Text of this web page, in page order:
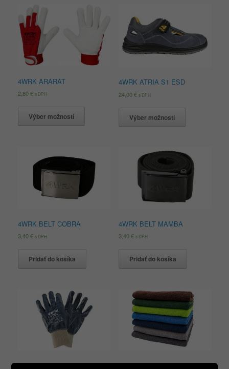
4WRK ARARAT
2,80€ s DPH
Výber možností
4WRK ATRIA S1 ESD
24,00€ s DPH
Výber možností
4WRK BELT COBRA
3,40€ s DPH
Pridať do košíka
4WRK BELT MAMBA
3,40€ s DPH
Pridať do košíka
4WRK BISE 4WRK BIZET 50X100 500g